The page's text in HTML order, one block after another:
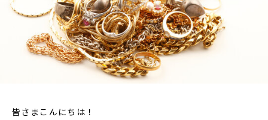
皆さまこんにちは！